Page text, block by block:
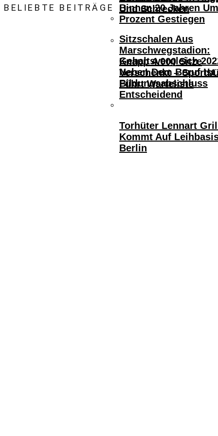
Und Schrecken
Binnen 20 Jahren
Prozent Gestiegen
Gehaltsvergleich
Neben Dem Beruf Ist
Bildungsabschluss
Entscheidend
Sitzschalen Aus
Marschwegstadion:
Knapp 4.000 Sitze
Verschenkt –
Führt Warteliste
Torhüter Lennart
Kommt Auf
Berlin
BELIEBTE BEITRÄGE